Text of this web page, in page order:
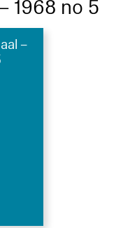
1968 no 5
–